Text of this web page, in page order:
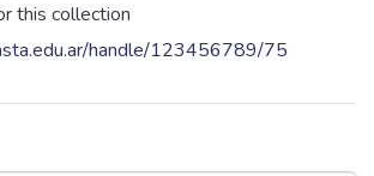
this collection
handle/123456789/75